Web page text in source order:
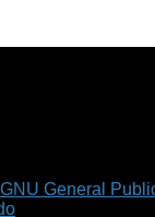
GNU General